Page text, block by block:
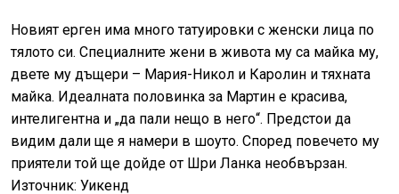
Новият ерген има много татуировки с женски лица по
тялото си. Специалните жени в живота му са майка му,
двете му дъщери – Мария-Никол и Каролин и тяхната
майка. Идеалната половинка за Мартин е красива,
интелигентна и „да пали нещо в него“. Предстои да
видим дали ще я намери в шоуто. Според повечето му
приятели той ще дойде от Шри Ланка необвързан.
Източник: Уикенд